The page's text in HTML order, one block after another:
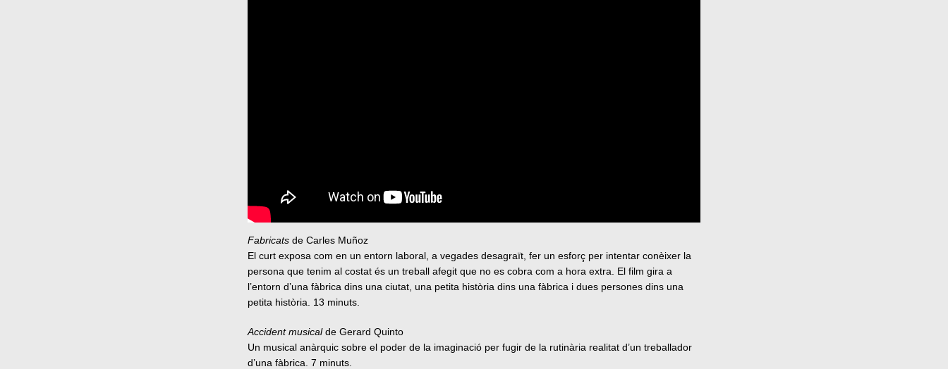
Fabricats de Carles Muñoz
El curt exposa com en un entorn laboral, a vegades desagraït, fer un esforç per intentar conèixer la
persona que tenim al costat és un treball afegit que no es cobra com a hora extra. El film gira a
l’entorn d’una fàbrica dins una ciutat, una petita història dins una fàbrica i dues persones dins una
petita història. 13 minuts.
Accident musicalde Gerard Quinto
Un musical anàrquic sobre el poder de la imaginació per fugir de la rutinària realitat d’un treballador
d’una fàbrica. 7 minuts.